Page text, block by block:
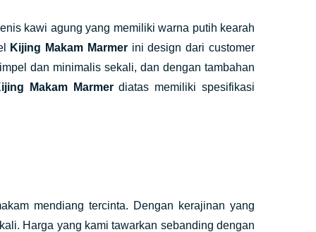
kawi agung yang memiliki warna putih kearah
Kijing Makam Marmerini design dari customer
dan minimalis sekali, dan dengan tambahan
Makam Marmerdiatas memiliki spesifikasi
mendiang tercinta. Dengan kerajinan yang
Harga yang kami tawarkan sebanding dengan